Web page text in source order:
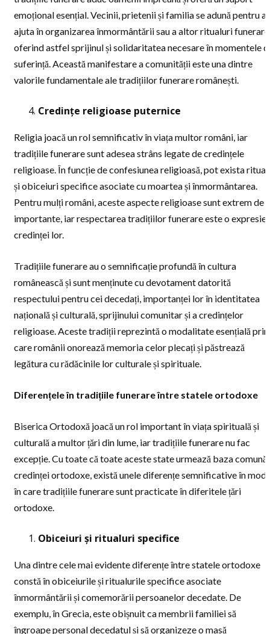
emoțional esențial. Vecinii, prietenii și familia se adună pentru a
ajuta în organizarea înmormântării sau a altor ritualuri
oferind astfel sprijinul și solidaritatea necesare în momentele
suferință. Această manifestare a comunității este una dintre
valorile fundamentale ale tradițiilor funerare românești.
Credințe religioase puternice
Religia joacă un rol semnificativ în viața multor români, iar
tradițiile funerare sunt adesea strâns legate de credințele
religioase. În funcție de confesiunea religioasă, pot exista
și obiceiuri specifice asociate cu moartea și înmormântarea.
Pentru mulți români, aceste aspecte religioase sunt extrem de
importante, iar respectarea tradițiilor funerare este o expresie
credinței lor.
Tradițiile funerare au o semnificație profundă în cultura
românească și sunt menținute cu devotament datorită
respectului pentru cei decedați, importanței lor în identitatea
națională și culturală, sprijinului comunitar și a credințelor
religioase. Aceste tradiții reprezintă o modalitate esențială prin
care românii onorează memoria celor plecați și păstrează
legătura cu rădăcinile lor culturale și spirituale.
Diferențele în tradițiile funerare între statele ortodoxe
Biserica Ortodoxă joacă un rol important în viața spirituală și
culturală a multor țări din lume, iar tradițiile funerare nu fac
excepție. Cu toate că toate aceste state urmează baza comună
credinței ortodoxe, există unele diferențe semnificative în
în care tradițiile funerare sunt practicate în diferitele țări
ortodoxe.
Obiceiuri și ritualuri specifice
Una dintre cele mai evidente diferențe între statele ortodoxe
constă în obiceiurile și ritualurile specifice asociate
înmormântării și comemorării persoanelor decedate. De
exemplu, în Grecia, este obișnuit ca membrii familiei să
îngroape personal decedatul și să organizeze o masă